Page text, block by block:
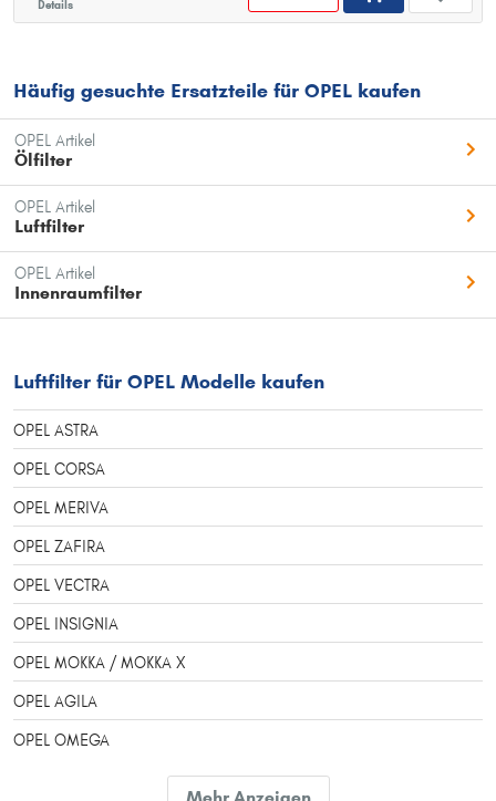
Details
Häufig gesuchte Ersatzteile für OPEL kaufen
OPEL Artikel
Ölfilter
OPEL Artikel
Luftfilter
OPEL Artikel
Innenraumfilter
Luftfilter für OPEL Modelle kaufen
OPEL ASTRA
OPEL CORSA
OPEL MERIVA
OPEL ZAFIRA
OPEL VECTRA
OPEL INSIGNIA
OPEL MOKKA / MOKKA X
OPEL AGILA
OPEL OMEGA